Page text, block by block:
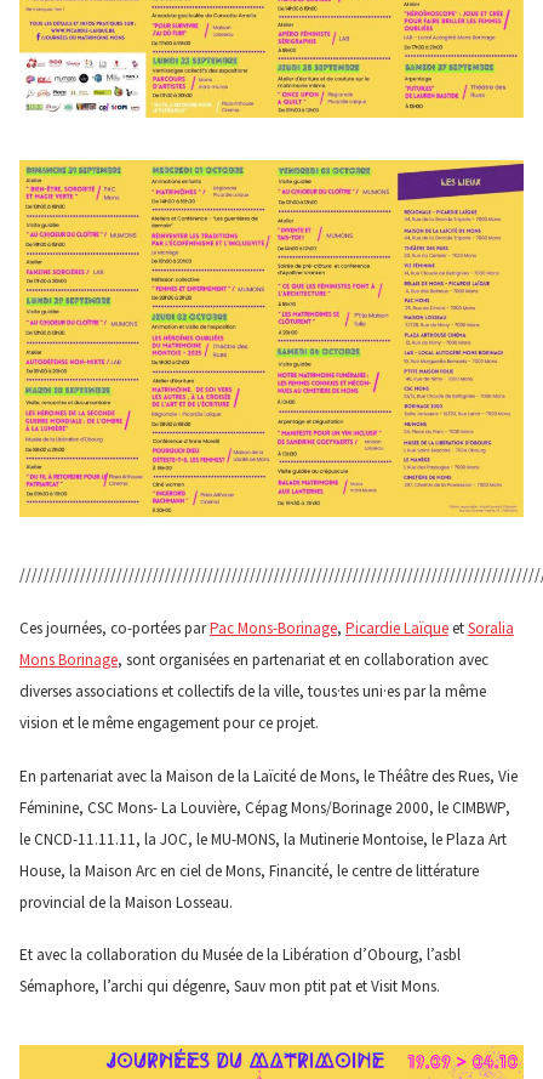
Ces journées, co-portées parPac Mons-Borinage, Picardie LaïqueetSoralia
Mons Borinage, sont organisées en partenariat et en collaboration avec
diverses associations et collectifs de la ville, tous·tes uni·es par la même
vision et le même engagement pour ce projet.
En partenariat avec la Maison de la Laïcité de Mons, le Théâtre des Rues, Vie
Féminine, CSC Mons- La Louvière, Cépag Mons/Borinage 2000, le CIMBWP,
le CNCD-11.11.11, la JOC, le MU-MONS, la Mutinerie Montoise, le Plaza Art
House, la Maison Arc en ciel de Mons, Financité, le centre de littérature
provincial de la Maison Losseau.
Et avec la collaboration du Musée de la Libération d’Obourg, l’asbl
Sémaphore, l’archi qui dégenre, Sauv mon ptit pat et Visit Mons.